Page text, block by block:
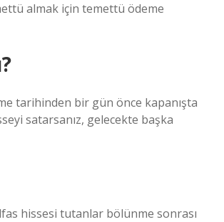
almak için temettü ödeme
tarihinden bir gün önce kapanışta
satarsanız, gelecekte başka
hissesi tutanlar bölünme sonrası